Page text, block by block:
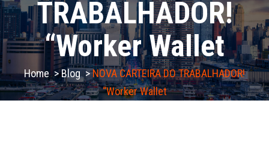
TRABALHADOR!
“Worker Wallet
Home>Blog>NOVA CARTEIRA DO TRABALHADOR!
“Worker Wallet